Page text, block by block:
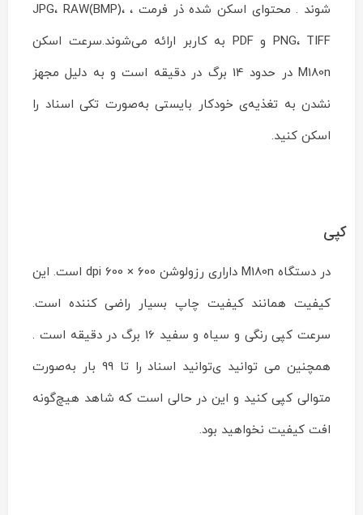
شوند . محتوای اسکن شده ذر فرمت ، JPG، RAW(BMP)،
PNG، TIFF و PDF به کاربر ارائه می‌شوند.سرعت اسکن
M180n در حدود 14 برگ در دقیقه است و به دلیل مجهز
نشدن به تغذیه‌ی خودکار بایستی به‌صورت تکی اسناد را
اسکن کنید.
کپی
در دستگاه M180n داراری رزولوشن 600 × 600 dpi است. این
کیفیت همانند کیفیت چاپ بسیار راضی کننده است.
سرعت کپی رنگی و سیاه و سفید 16 برگ در دقیقه است .
همچنین می توانید ی‌توانید اسناد را تا 99 بار به‌صورت
متوالی کپی کنید و این در حالی است که شاهد هیچ‌گونه
افت کیفیت نخواهید بود.